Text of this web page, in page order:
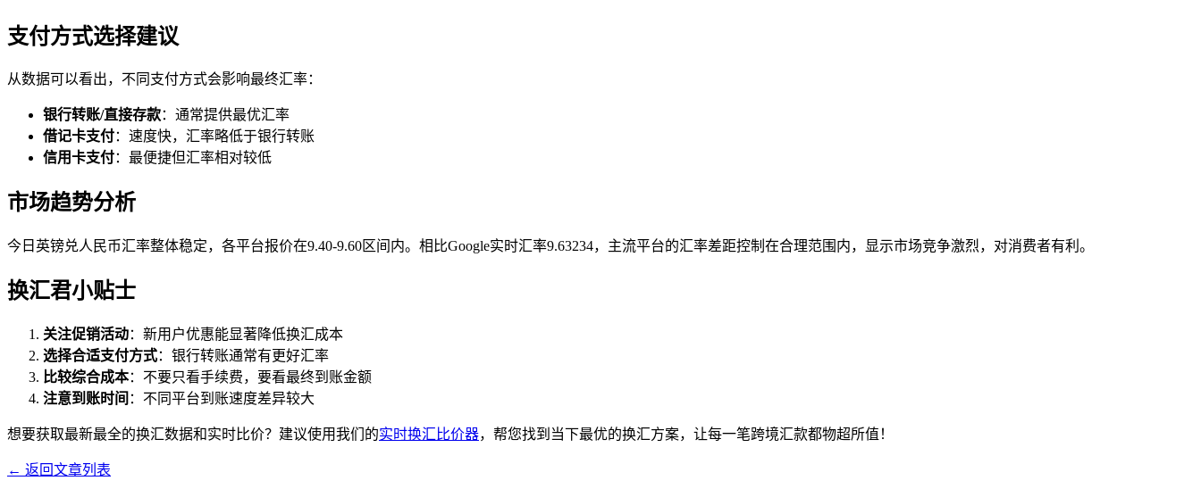
支付方式选择建议
从数据可以看出，不同支付方式会影响最终汇率：
银行转账/直接存款：通常提供最优汇率
借记卡支付：速度快，汇率略低于银行转账
信用卡支付：最便捷但汇率相对较低
市场趋势分析
今日英镑兑人民币汇率整体稳定，各平台报价在9.40-9.60区间内。相比Google实时汇率9.63234，主流平台的汇率差距控制在合理范围内，显示市场竞争激烈，对消费者有利。
换汇君小贴士
关注促销活动：新用户优惠能显著降低换汇成本
选择合适支付方式：银行转账通常有更好汇率
比较综合成本：不要只看手续费，要看最终到账金额
注意到账时间 ：不同平台到账速度差异较大
想要获取最新最全的换汇数据和实时比价？建议使用我们的实时换汇比价器，帮您找到当下最优的换汇方案，让每一笔跨境汇款都物超所值！
← 返回文章列表